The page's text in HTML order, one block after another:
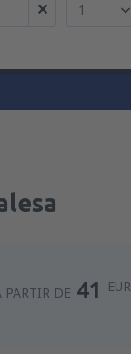
1
PARTIR DE 41 EUR